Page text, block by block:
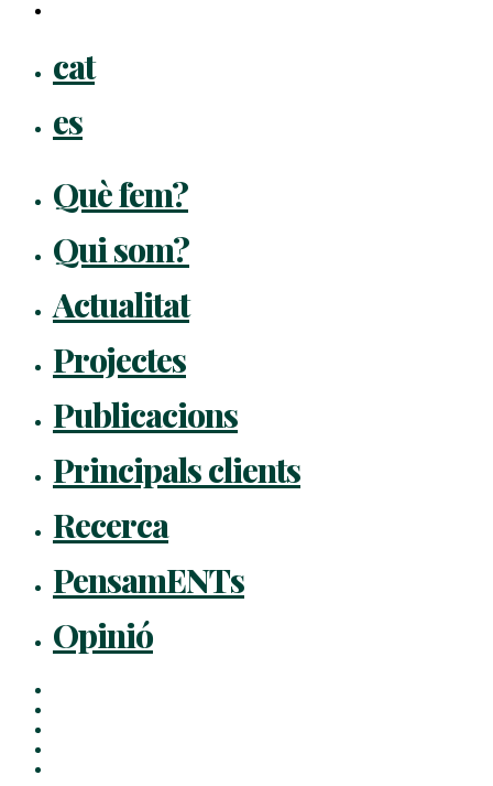
cat
es
Què fem?
Qui som?
Actualitat
Projectes
Publicacions
Principals clients
Recerca
PensamENTs
Opinió